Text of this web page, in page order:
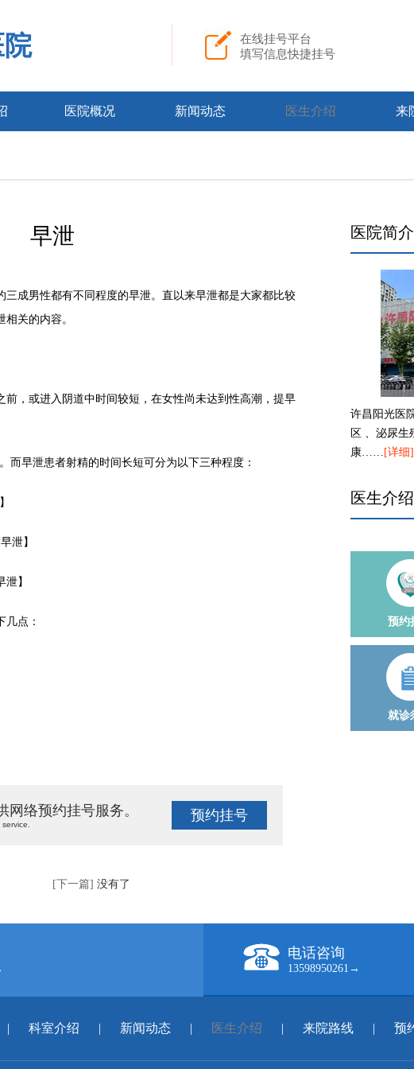
在线挂号平台
填写信息快捷挂号
医院概况 新闻动态 医生介绍 来
早泄
成男性都有不同程度的早泄。直以来早泄都是大家都比较
关的内容。
，或进入阴道中时间较短，在女性尚未达到性高潮，提早
早泄患者射精的时间长短可分为以下三种程度：
泄】
】
点：
络预约挂号服务。 预约挂号
[下一篇] 没有了
医院简介
许昌阳光医
区 、泌尿生
康…… [详细]
医生介绍
预约
就诊
电话咨询
13598950261→
| 科室介绍 | 新闻动态 | 医生介绍 | 来院路线 | 预